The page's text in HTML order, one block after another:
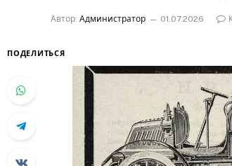
Автор: Администратор 01.07.2026
ПОДЕЛИТЬСЯ